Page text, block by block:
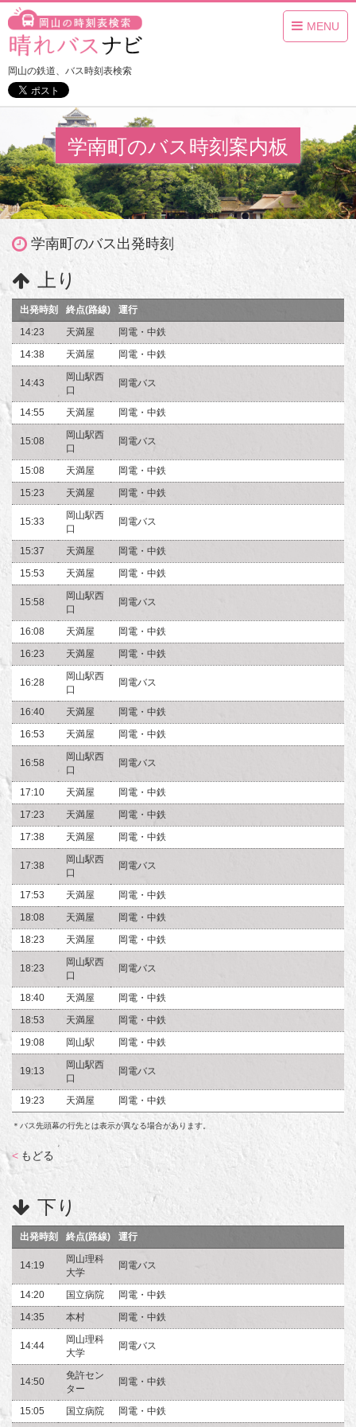
MENU
岡山の鉄道、バス時刻表検索
学南町のバス時刻案内板
学南町のバス出発時刻
上り
出発時刻 終点(路線)
運行
14:23
天満屋
岡電・中鉄
14:38
天満屋 岡電・中鉄
14:43
岡山駅西
口
岡電バス
14:55 天満屋 岡電・中鉄
15:08
岡山駅西
口
岡電バス
15:08 天満屋
岡電・中鉄
15:23
天満屋 岡電・中鉄
15:33
岡山駅西
口
岡電バス
15:37 天満屋
岡電・中鉄
15:53
天満屋 岡電・中鉄
15:58
岡山駅西
口
岡電バス
16:08 天満屋
岡電・中鉄
16:23
天満屋 岡電・中鉄
16:28
岡山駅西
口
岡電バス
16:40 天満屋
岡電・中鉄
16:53
天満屋 岡電・中鉄
16:58
岡山駅西
口
岡電バス
17:10 天満屋
岡電・中鉄
17:23
天満屋
岡電・中鉄
17:38
天満屋 岡電・中鉄
17:38
岡山駅西
口
岡電バス
17:53 天満屋
岡電・中鉄
18:08
天満屋
岡電・中鉄
18:23
天満屋 岡電・中鉄
18:23
岡山駅西
口
岡電バス
18:40 天満屋
岡電・中鉄
18:53
天満屋
岡電・中鉄
19:08
岡山駅 岡電・中鉄
19:13
岡山駅西
口
岡電バス
19:23 天満屋 岡電・中鉄
＊バス先頭幕の行先とは表示が異なる場合があります。
< もどる
下り
出発時刻 終点(路線) 運行
14:19
岡山理科
大学
岡電バス
14:20 国立病院
岡電・中鉄
14:35
本村 岡電・中鉄
14:44
岡山理科
大学
岡電バス
14:50
免許セン
ター
岡電・中鉄
15:05 国立病院 岡電・中鉄